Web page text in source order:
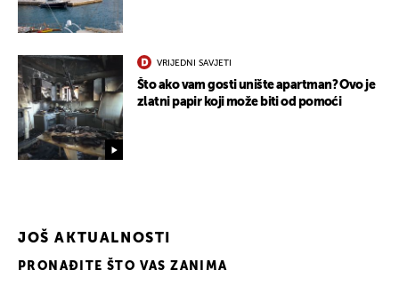
VRIJEDNI SAVJETI
Što ako vam gosti unište apartman? Ovo je
zlatni papir koji može biti od pomoći
JOŠ AKTUALNOSTI
PRONAĐITE ŠTO VAS ZANIMA